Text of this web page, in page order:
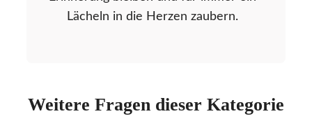
Lächeln in die Herzen zaubern.
Weitere Fragen dieser Kategorie